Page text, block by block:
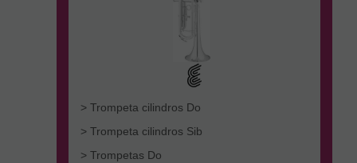
> Trompeta cilindros Do
> Trompeta cilindros Sib
> Trompetas Do